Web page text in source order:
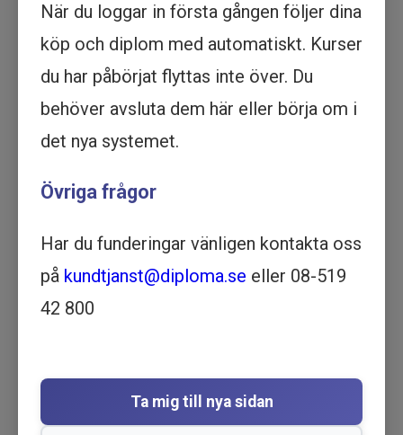
Köp - 1 595 kr
AI för offentlig sektor -
Introduktionskurs - Utbildning
online
utbildning
Beskrivning
AI för offentlig sektor
är en kort och
inspirerande introduktion till vad artificiell
intelligens kan innebära för kommuner,
Kursen ger en översiktlig inblick i varför AI blivit
en aktuell fråga med exempel på hur tekniken
När du loggar in första gången följer dina
köp och diplom med automatiskt. Kurser
du har påbörjat flyttas inte över. Du
behöver avsluta dem här eller börja om i
det nya systemet.
Övriga frågor
Har du funderingar vänligen kontakta oss
på kundtjanst@diploma.se eller 08-519
42 800
Ta mig till nya sidan